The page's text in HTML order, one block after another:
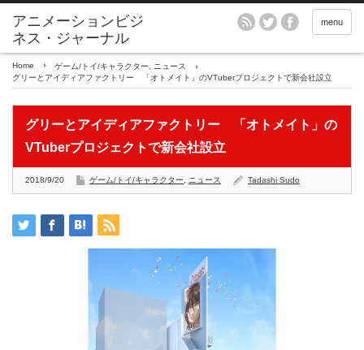
アニメーションビジ
ネス・ジャーナル
menu
Home ゲーム/トイ/キャラクター
ニュース
グリーとアイディアファクトリー 「オトメイト」のVTuberプロジェクトで新会社設立
グリーとアイディアファクトリー 「オトメイト」の
VTuberプロジェクトで新会社設立
2018/9/20 ゲーム/トイ/キャラクター ニュース Tadashi Sudo